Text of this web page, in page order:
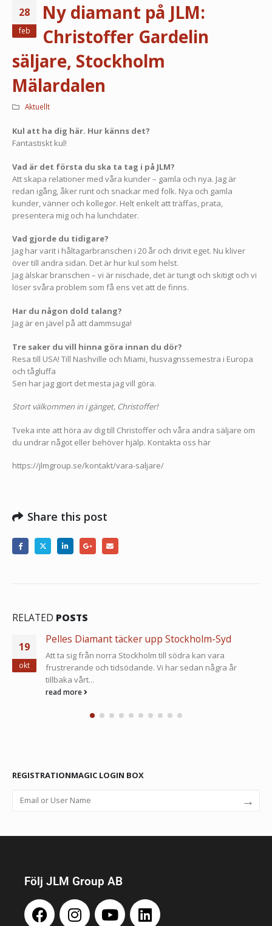
28
feb
Ny diamant på JLM:
Christoffer Gardelin
säljare, Stockholm
Mälardalen
Aktuellt
Kul att ha dig här. Hur känns det?
Fantastiskt kul!
Vad är det första du ska ta tag i på JLM?
Att skapa relationer med våra kunder – gamla och nya. Jag är
redan igång, åker runt och snackar med folk. Nya och gamla
kunder, vänner och kollegor. Helt enkelt att träffas, prata,
presentera mig och ha lunchdater.
Vad gjorde du tidigare?
Jag har varit i håltagarbranschen i 20 år och drivit eget. Nu kliver
över till andra sidan. Det är hur kul som helst.
Jag älskar branschen – vi är nischade, det är tungt och skitigt och vi
löser svåra problem som få ens vet att de finns.
Har du någon dold talang?
Jag är en jävel på att dammsuga!
Tre saker du vill hinna göra innan du dör?
Resa till USA! Till Nashville och Miami, husvagnssemestra i Europa
och tågluffa
Sen har jag gjort det mesta jag vill göra.
Stort välkommen in i gänget, Christoffer!
Tveka inte att höra av dig till Christoffer och våra andra säljare om
du undrar något eller behöver hjälp. Kontakta oss här
https://jlmgroup.se/kontakt/vara-saljare/
Share this post
RELATED POSTS
19
okt
Pelles Diamant täcker upp Stockholm-Syd
Att ta sig från norra Stockholm till södra kan vara
frustrerande och tidsödande. Vi har sedan några år
tillbaka vårt...
read more
REGISTRATIONMAGIC LOGIN BOX
→
Följ JLM Group AB